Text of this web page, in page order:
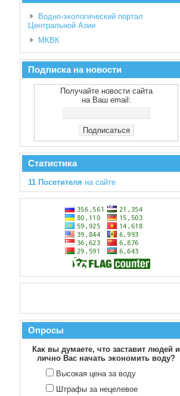
Водно-экологический портал
Центральной Азии
МКВК
Подписка на новости
Получайте новости сайта
на Ваш email:
Статистика
11 Посетителя на сайте
Опросы
Как вы думаете, что заставит людей и
лично Вас начать экономить воду?
Высокая цена за воду
Штрафы за нецелевое